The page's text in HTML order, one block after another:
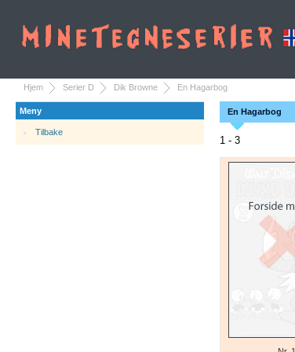
Hjem Serier D Dik Browne En Hagarbog
Meny
Tilbake
En Hagarbog
1 - 3